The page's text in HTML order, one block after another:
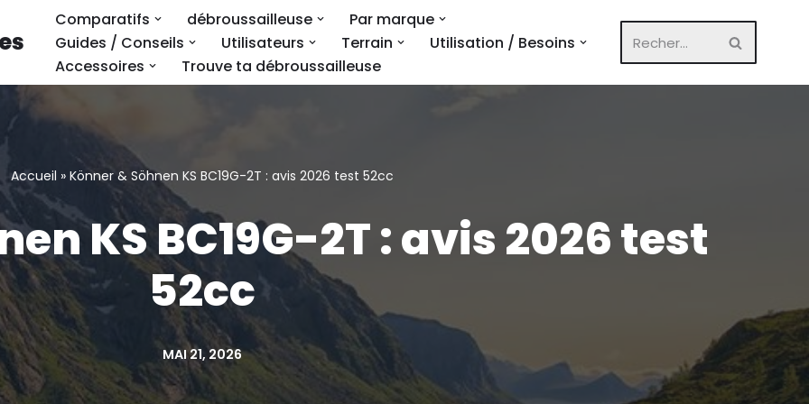
Comparatifs débroussailleuse
Par marque
Guides / Conseils
Utilisateurs Terrain
Utilisation / Besoins
Accessoires
Trouve ta débroussailleuse
Accueil » Könner & Söhnen KS BC19G-2T : avis 2026 test 52cc
KS BC19G-2T : avis 2026 test
52cc
MAI 21, 2026